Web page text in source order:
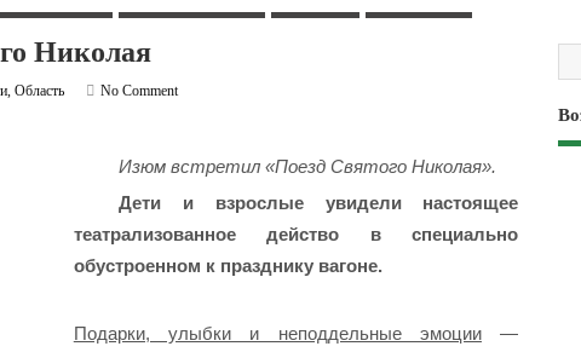
Николая
,Область
No Comment
Изюм встретил «Поезд Святого Николая».
Дети и взрослые увидели настоящее
театрализованное действо в специально
обустроенном к празднику вагоне.
Подарки, улыбки и неподдельные эмоции—